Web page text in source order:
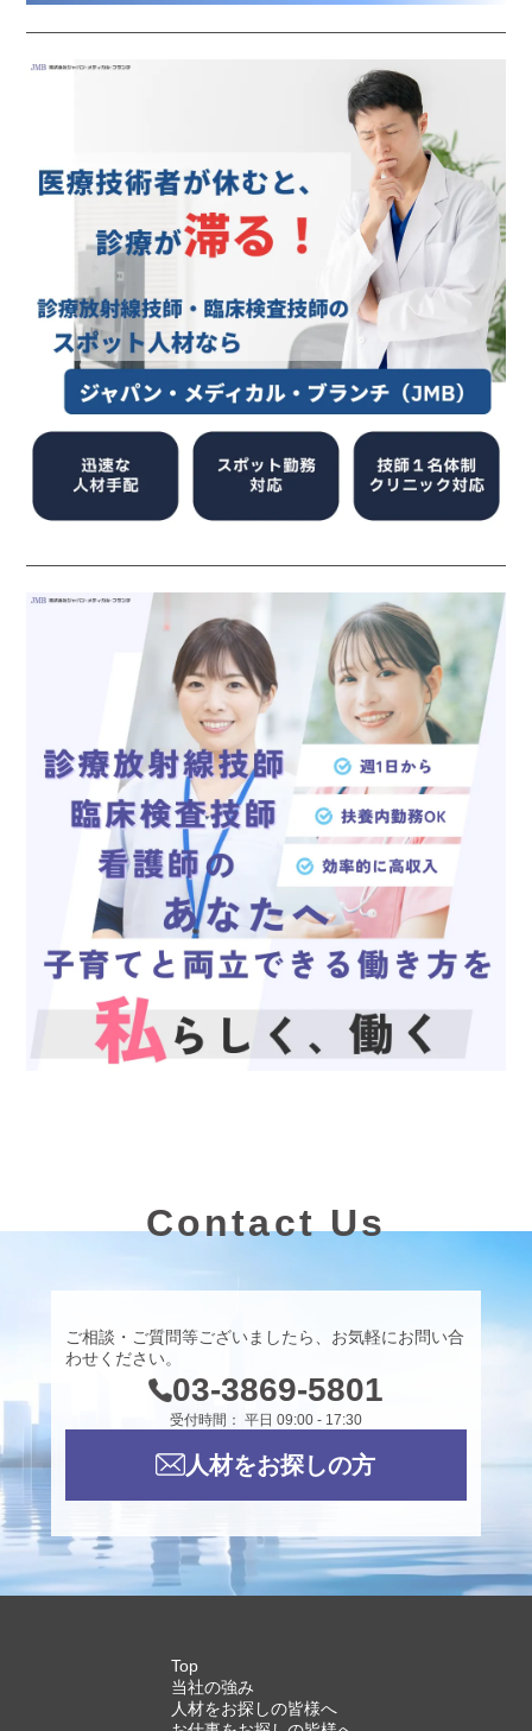
Contact Us
ご相談・ご質問等ございましたら、お気軽にお問い合
わせください。
03-3869-5801
受付時間： 平日 09:00 - 17:30
人材をお探しの方
Top
当社の強み
人材をお探しの皆様へ